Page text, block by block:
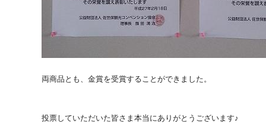
両商品とも、金賞を受賞することができました。
投票していただいた皆さま本当にありがとうございます♪